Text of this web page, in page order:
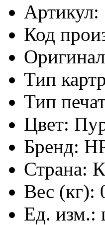
Артикул:
Код
Тип
Тип
Цвет:
Бренд:
Страна:
Вес (кг):
Ед. изм.: